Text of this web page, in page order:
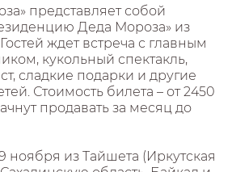
представляет собой
Деда Мороза» из
ждет встреча с главным
кукольный спектакль,
сладкие подарки и другие
Стоимость билета – от 2450
продавать за месяц до
ноября из Тайшета (Иркутская